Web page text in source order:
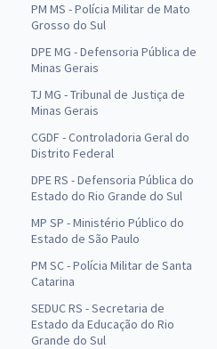
PM MS - Polícia Militar de Mato
Grosso do Sul
DPE MG - Defensoria Pública de
Minas Gerais
TJ MG - Tribunal de Justiça de
Minas Gerais
CGDF - Controladoria Geral do
Distrito Federal
DPE RS - Defensoria Pública do
Estado do Rio Grande do Sul
MP SP - Ministério Público do
Estado de São Paulo
PM SC - Polícia Militar de Santa
Catarina
SEDUC RS - Secretaria de
Estado da Educação do Rio
Grande do Sul